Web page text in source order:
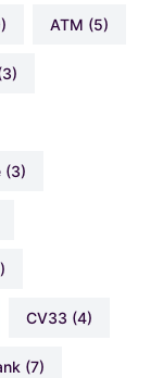
ATM (5)
(3)
CV33 (4)
(7)